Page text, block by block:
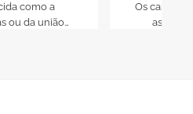
como a
ou da união
Os